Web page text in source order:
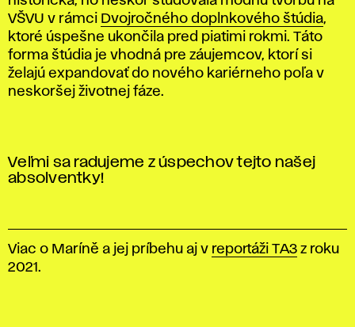
VŠVU v rámci Dvojročného doplnkového štúdia,
ktoré úspešne ukončila pred piatimi rokmi. Táto
forma štúdia je vhodná pre záujemcov, ktorí si
želajú expandovať do nového kariérneho poľa v
neskoršej životnej fáze.
Veľmi sa radujeme z úspechov tejto našej
absolventky!
Viac o Maríně a jej príbehu aj v reportáži TA3 z roku
2021.